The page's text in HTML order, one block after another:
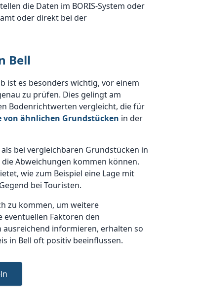
die Daten im BORIS-System oder
oder direkt bei der
Bell
ist es besonders wichtig, vor einem
zu prüfen. Dies gelingt am
Bodenrichtwerten vergleicht, die für
von ähnlichen Grundstücken in der
bei vergleichbaren Grundstücken in
Abweichungen kommen können.
wie zum Beispiel eine Lage mit
bei Touristen.
zu kommen, um weitere
Faktoren den
informieren, erhalten so
in Bell oft positiv beeinflussen.